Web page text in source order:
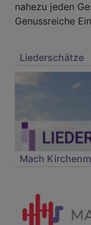
nahezu jeden
Genussreiche
Liederschätze
Mach